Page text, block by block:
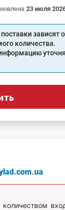
23 июля
зависят
количества.